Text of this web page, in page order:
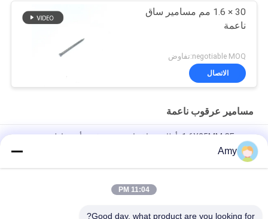
30 × 1.6 مم مسامير ساق
ناعمة
negotiable MOQ:تفاوض
الاتصال
مسامير عرقوب ناعمة
مرت 1.6X25MM CE بأظافر ساق ناعمة مشرقة برأس غاطسة
مسامير شانك ذات رأس مسطح من الفولاذ المقاوم للصدأ لمشروع
خشبي
SUS304 الفولاذ المقاوم للصدأ مسامير رئيس مسطحة مسامير ناعمة
Amy
11:04 PM
Good day, what product are you looking for?